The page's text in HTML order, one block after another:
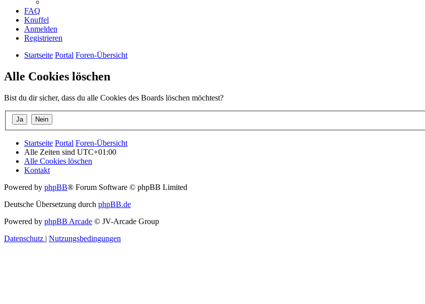
FAQ
Knuffel
Anmelden
Registrieren
Startseite Portal Foren-Übersicht
Alle Cookies löschen
Bist du dir sicher, dass du alle Cookies des Boards löschen möchtest?
Startseite Portal Foren-Übersicht
Alle Zeiten sind UTC+01:00
Alle Cookies löschen
Kontakt
Powered by phpBB® Forum Software © phpBB Limited
Deutsche Übersetzung durch phpBB.de
Powered by phpBB Arcade © JV-Arcade Group
Datenschutz | Nutzungsbedingungen